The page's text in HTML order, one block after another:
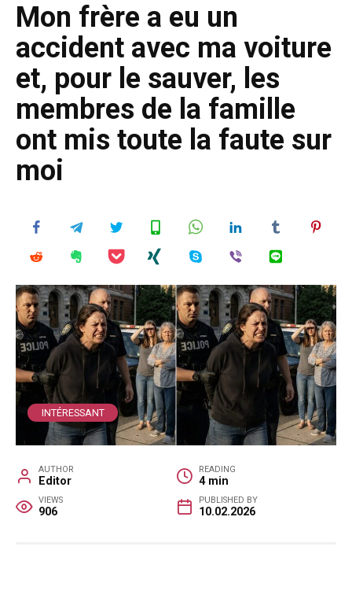
Mon frère a eu un
accident avec ma voiture
et, pour le sauver, les
membres de la famille
ont mis toute la faute sur
moi
INTÉRESSANT
AUTHOR
Editor
READING
4 min
VIEWS
906
PUBLISHED BY
10.02.2026